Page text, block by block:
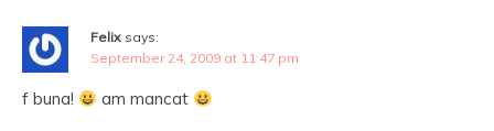
Felix says:
September 24, 2009 at 11:47 pm
f buna! am mancat